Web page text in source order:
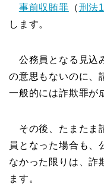
事前収賄罪 （刑法
します。
公務員となる見込
の意思もないのに、
一般的には詐欺罪が
その後、たまたま
員となった場合も、
なかった限りは、詐
ます。